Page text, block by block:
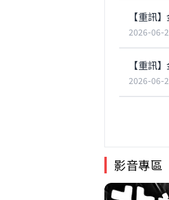
【重訊
2026-06-
【重訊
2026-06-
影音專區